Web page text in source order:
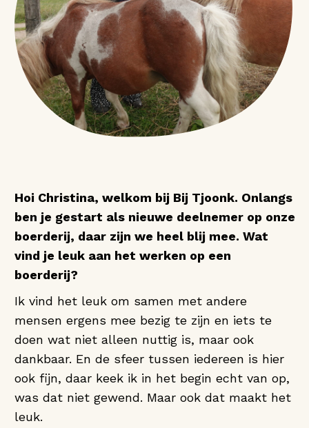
Hoi Christina, welkom bij Bij Tjoonk. Onlangs
ben je gestart als nieuwe deelnemer op onze
boerderij, daar zijn we heel blij mee. Wat
vind je leuk aan het werken op een
boerderij?
Ik vind het leuk om samen met andere
mensen ergens mee bezig te zijn en iets te
doen wat niet alleen nuttig is, maar ook
dankbaar. En de sfeer tussen iedereen is hier
ook fijn, daar keek ik in het begin echt van op,
was dat niet gewend. Maar ook dat maakt het
leuk.